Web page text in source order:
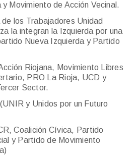
y Movimiento de Acción Vecinal.
los Trabajadores Unidad
la integran la Izquierda por una
Nueva Izquierda y Partido
Riojana, Movimiento Libres
PRO La Rioja, UCD y
Sector.
y Unidos por un Futuro
Coalición Cívica, Partido
y Partido de Movimiento